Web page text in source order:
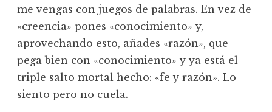
me vengas con juegos de palabras. En vez de
«creencia» pones «conocimiento» y,
aprovechando esto, añades «razón», que
pega bien con «conocimiento» y ya está el
triple salto mortal hecho: «fe y razón». Lo
siento pero no cuela.